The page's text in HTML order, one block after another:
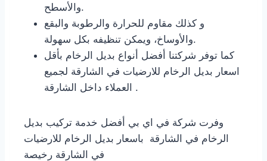
والأسطح.
و كذلك مقاوم للحرارة والرطوبة والبقع
والأوساخ، ويمكن تنظيفه بكل سهولة.
كما توفر شركتنا أفضل أنواع بديل الرخام بأقل
اسعار بديل الرخام للارضيات في الشارقة لجميع
العملاء داخل الشارقة .
وفرت شركة في اي بي أفضل خدمة تركيب بديل
الرخام في الشارقة باسعار بديل الرخام للارضيات
في الشارقة رخيصة